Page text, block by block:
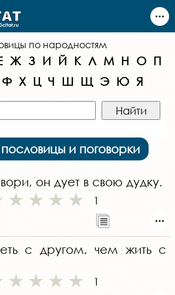
по народностям
Ж З И Й К Л М Н О П
Ф Х Ц Ч Ш Щ Э Ю Я
и поговорки
он дует в свою дудку.
1
с другом, чем жить с
1